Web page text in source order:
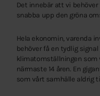
Det innebär att vi
snabba upp den gröna
Hela ekonomin, varenda
behöver få en tydlig
klimatomställningen som
närmaste 14 åren. En
som vårt samhälle aldrig